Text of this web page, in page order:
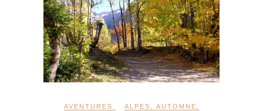
AVENTURES ALPES AUTOMNE